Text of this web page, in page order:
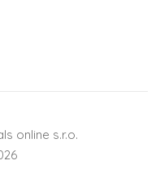
online s.r.o.